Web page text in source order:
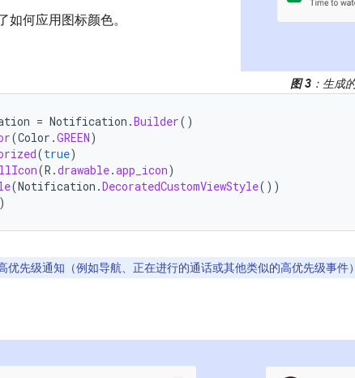
图 3：生成
如何应用图标颜色。
= Notification .Builder()
(Color .GREEN)
(true)
(R .drawable.app_icon)
(Notification .DecoratedCustomViewStyle())
优先级通知（例如导航、正在进行的通话或其他类似的高优先级事件